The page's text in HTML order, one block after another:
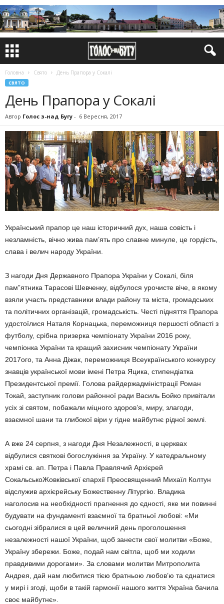
Головна Свято День Прапора у Сокалі
СВЯТО
День Прапора у Сокалі
Автор Голос з-над Бугу - 6 Вересня, 2017
Український прапор це наш історичний дух, наша совість і
незламність, вічно жива пам’ять про славне минуле, це гордість,
слава і велич народу України.
З нагоди Дня Державного Прапора України у Сокалі, біля
пам”ятника Тарасові Шевченку, відбулося урочисте віче, в якому
взяли участь представники влади району та міста, громадських
та політичних організацій, громадськість. Честі підняття Прапора
удостоїлися Наталя Корнацька, переможниця першості області з
футболу, срібна призерка чемпіонату України 2016 року,
чемпіонка України та кращий захисник чемпіонату України
2017ого, та Анна Діжак, переможниця Всеукраїнського конкурсу
знавців української мови імені Петра Яцика, стипендіатка
Президентської премії. Голова райдержадміністрації Роман
Токай, заступник голови районної ради Василь Бойко привітали
усіх зі святом, побажали міцного здоров’я, миру, злагоди,
взаємної шани та глибокої віри у гідне майбутнє рідної землі.
А вже 24 серпня, з нагоди Дня Незалежності, в церквах
відбулися святкові богослужіння за Україну. У катедральному
храмі св. ап. Петра і Павла Правлячий Архієрей
СокальськоЖовківської єпархії Преосвященний Михаїл Колтун
відслужив архієрейську Божественну Літургію. Владика
наголосив на необхідності прагнення до єдності, яке ми повинні
будувати на фундаменті взаємної та братньої любові: «Ми
сьогодні зібралися в цей величний день проголошення
незалежності нашої України, щоб занести свої молитви «Боже,
Україну збережи. Боже, подай нам світла, щоб ми ходили
правдивими дорогами». За словами молитви Митрополита
Андрея, дай нам любитися тією братньою любов’ю та єднатися
у мирі і згоді, щоби в такій гармонії нашого життя Україна бачила
своє майбутнє».